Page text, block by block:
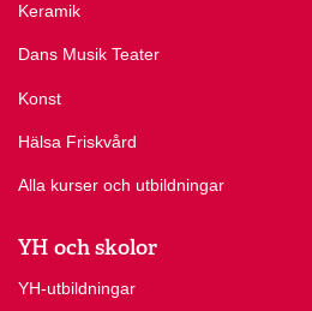
Keramik
Dans Musik Teater
Konst
Hälsa Friskvård
Alla kurser och utbildningar
YH och skolor
YH-utbildningar